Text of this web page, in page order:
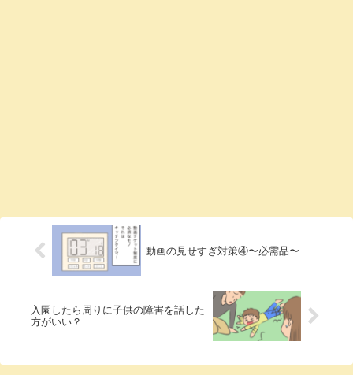
動画の見せすぎ対策④〜必需品〜
入園したら周りに子供の障害を話した
方がいい？